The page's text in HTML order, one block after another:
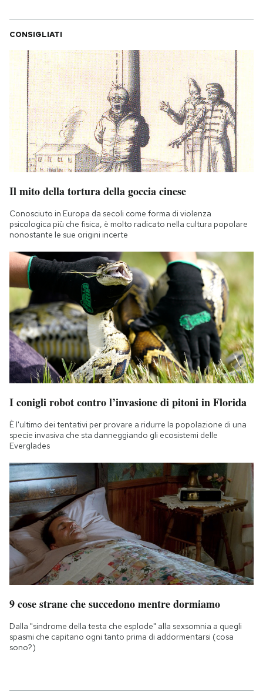
CONSIGLIATI
Il mito della tortura della goccia cinese
Conosciuto in Europa da secoli come forma di violenza
psicologica più che fisica, è molto radicato nella cultura popolare
nonostante le sue origini incerte
I conigli robot contro l’invasione di pitoni in Florida
È l'ultimo dei tentativi per provare a ridurre la popolazione di una
specie invasiva che sta danneggiando gli ecosistemi delle
Everglades
9 cose strane che succedono mentre dormiamo
Dalla "sindrome della testa che esplode" alla sexsomnia a quegli
spasmi che capitano ogni tanto prima di addormentarsi (cosa
sono?)